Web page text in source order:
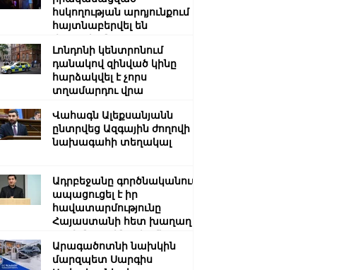
հսկողության արդյունքում
հայտնաբերվել են
վարչական
իրավախախտման դեպքեր․
կազմվել է 11
արձանագրություն
Լոնդոնի կենտրոնում
դանակով զինված կինը
հարձակվել է չորս
տղամարդու վրա
Վահագն Ալեքսանյանն
ընտրվեց Ազգային ժողովի
նախագահի տեղակալ
Ադրբեջանը գործնականում
ապացուցել է իր
հավատարմությունը
Հայաստանի հետ խաղաղ
գործընթացին․ Հիքմեթ
Հաջիև
Արագածոտնի նախկին
մարզպետ Սարգիս